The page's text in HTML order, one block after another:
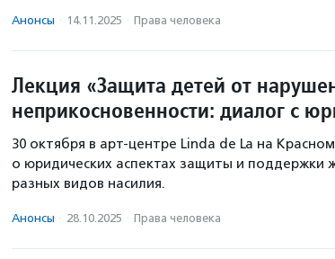
Анонсы · 14.11.2025 · Права человека
Лекция «Защита детей от
неприкосновенности: диалог с
30 октября в арт-центре Linda de La на
о юридических аспектах защиты и поддержки
разных видов насилия.
Анонсы · 28.10.2025 · Права человека